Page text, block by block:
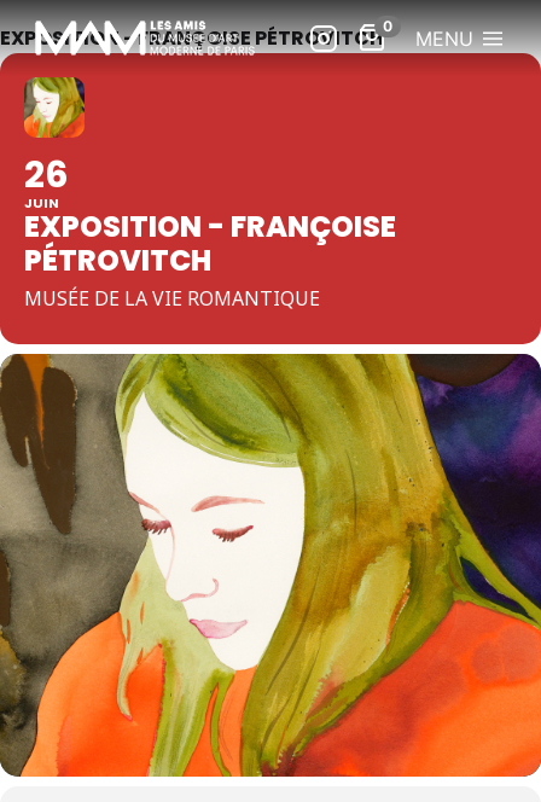
MENU
EXPOSITION - FRANÇOISE PÉTROVITCH
26
JUIN
EXPOSITION - FRANÇOISE
PÉTROVITCH
MUSÉE DE LA VIE ROMANTIQUE